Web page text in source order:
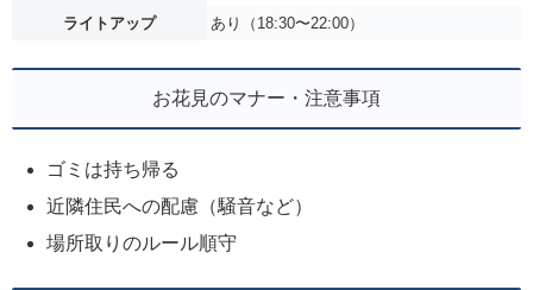
ライトアップ
あり（18:30〜22:00）
お花見のマナー・注意事項
ゴミは持ち帰る
近隣住民への配慮（騒音など）
場所取りのルール順守